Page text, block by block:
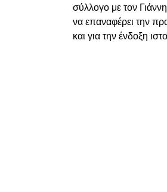
σύλλογο με τον
να επαναφέρει την
και για την ένδοξη